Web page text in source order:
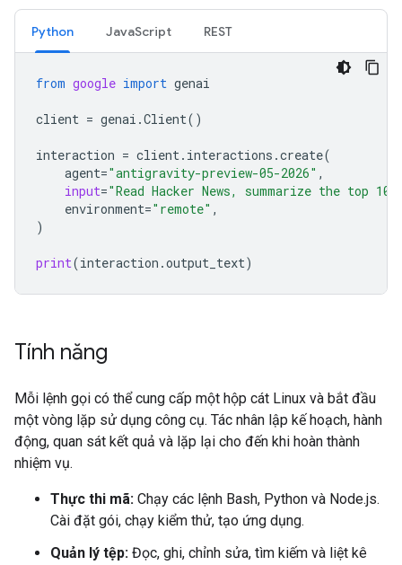
Python JavaScript REST
from google import genai
client = genai .Client()
interaction = client. interactions .create(
agent="antigravity-preview-05-2026" ,
input="Read Hacker News, summarize the top
environment="remote" ,
)
print(interaction .output_text)
Tính năng
Mỗi lệnh gọi có thể cung cấp một hộp cát Linux và bắt đầu
một vòng lặp sử dụng công cụ. Tác nhân lập kế hoạch, hành
động, quan sát kết quả và lặp lại cho đến khi hoàn thành
nhiệm vụ.
Thực thi mã: Chạy các lệnh Bash, Python và Node.js.
Cài đặt gói, chạy kiểm thử, tạo ứng dụng.
Quản lý tệp: Đọc, ghi, chỉnh sửa, tìm kiếm và liệt kê